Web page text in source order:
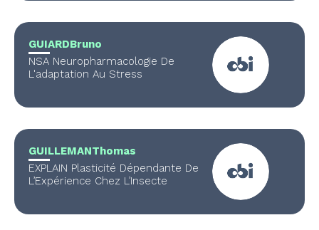
GUIARDBruno
NSA Neuropharmacologie De
L'adaptation Au Stress
GUILLEMANThomas
EXPLAIN Plasticité Dépendante De
L’Expérience Chez L’Insecte